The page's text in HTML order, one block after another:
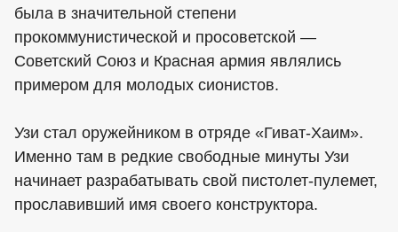
была в значительной степени
прокоммунистической и просоветской —
Советский Союз и Красная армия являлись
примером для молодых сионистов.
Узи стал оружейником в отряде «Гиват-Хаим».
Именно там в редкие свободные минуты Узи
начинает разрабатывать свой пистолет-пулемет,
прославивший имя своего конструктора.